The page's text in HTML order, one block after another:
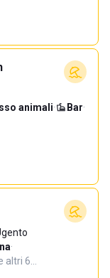
animali· Bar·
·
altri 6…